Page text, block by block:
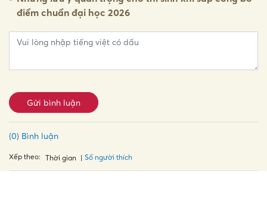
điểm chuẩn đại học 2026
Gửi bình luận
(0) Bình luận
Xếp theo: Thời gian Số người thích